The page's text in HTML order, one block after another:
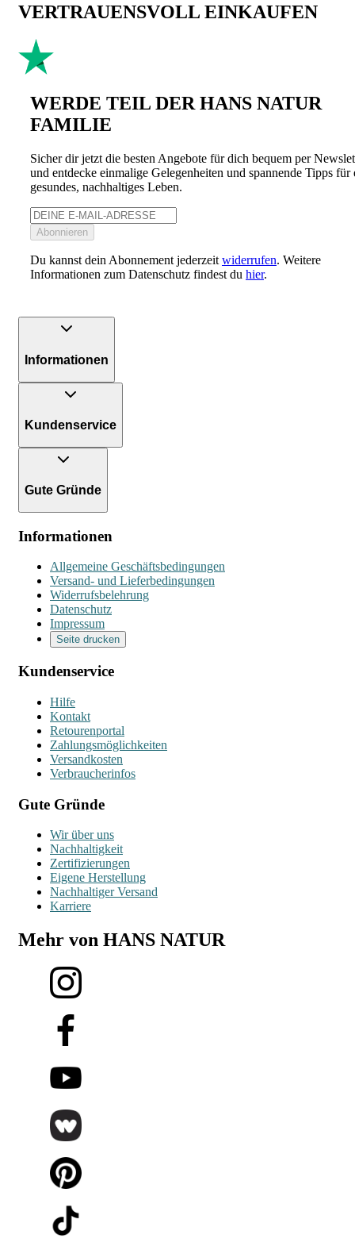
VERTRAUENSVOLL EINKAUFEN
WERDE TEIL DER HANS NATUR
FAMILIE
Sicher dir jetzt die besten Angebote für dich bequem per
und entdecke einmalige Gelegenheiten und spannende Tipps für
gesundes, nachhaltiges Leben.
Abonnieren
Du kannst dein Abonnement jederzeit widerrufen. Weitere
Informationen zum Datenschutz findest du hier.
Informationen
Kundenservice
Gute Gründe
Informationen
Allgemeine Geschäftsbedingungen
Versand- und Lieferbedingungen
Widerrufsbelehrung
Datenschutz
Impressum
Seite drucken
Kundenservice
Hilfe
Kontakt
Retourenportal
Zahlungsmöglichkeiten
Versandkosten
Verbraucherinfos
Gute Gründe
Wir über uns
Nachhaltigkeit
Zertifizierungen
Eigene Herstellung
Nachhaltiger Versand
Karriere
Mehr von HANS NATUR